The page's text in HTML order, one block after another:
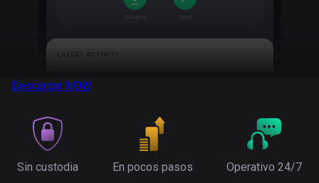
Descargar NOW
Sin custodia En pocos pasos Operativo 24/7